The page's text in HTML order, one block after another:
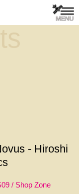
- Hiroshi
/ Shop Zone